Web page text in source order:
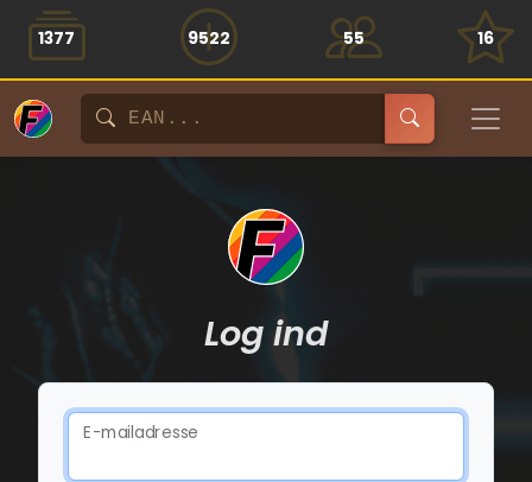
1377 9522 55 16
Log ind
E-mailadresse